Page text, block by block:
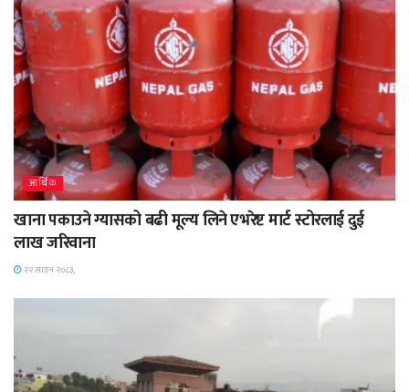
आर्थिक
खाना पकाउने ग्यासको बढी मूल्य लिने एभरेष्ट मार्ट स्टोरलाई दुई
लाख जरिवाना
२२ साउन २०८३,